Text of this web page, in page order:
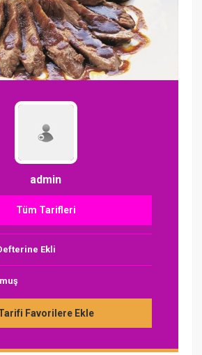
admin
Tüm Tarifleri
Ekli
Favorilere Ekle